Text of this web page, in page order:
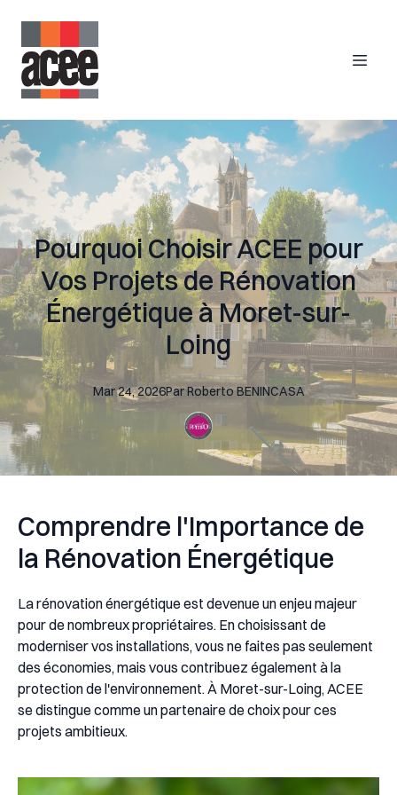
Pourquoi Choisir ACEE pour
Vos Projets de Rénovation
Énergétique à Moret-sur-
Loing
Mar 24, 2026ParRobertoBENINCASA
Comprendre l'Importance de
la Rénovation Énergétique
La rénovation énergétique est devenue un enjeu majeur
pour de nombreux propriétaires. En choisissant de
moderniser vos installations, vous ne faites pas seulement
des économies, mais vous contribuez également à la
protection de l'environnement. À Moret-sur-Loing, ACEE
se distingue comme un partenaire de choix pour ces
projets ambitieux.